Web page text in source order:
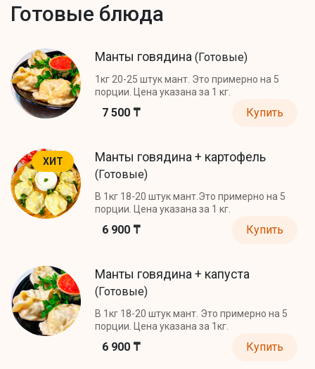
Готовые блюда
Манты говядина (Готовые)
1кг 20-25 штук мант. Это примерно на 5
порции. Цена указана за 1 кг.
7 500 ₸ Купить
ХИТ Манты говядина + картофель
(Готовые)
В 1кг 18-20 штук мант.Это примерно на 5
порции. Цена указана за 1 кг.
6 900 ₸ Купить
Манты говядина + капуста
(Готовые)
В 1кг 18-20 штук мант. Это примерно на 5
порции. Цена указана за 1кг.
6 900 ₸ Купить